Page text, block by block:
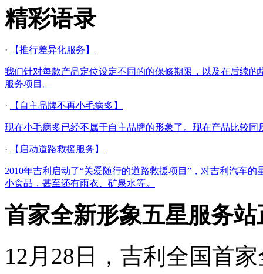
精彩语录
· 【推行差异化服务】
我们针对每款产品定位设定不同的的保修期限，以及在后续
服务项目。
· 【自主品牌不再小毛病多】
现在小毛病多已经不属于自主品牌的形象了。现在产品比较
· 【启动道路救援服务】
2010年吉利启动了“关爱随行的道路救援项目”，对吉利汽车
小食品，甚至还有雨衣、矿泉水等。
首家全新形象五星服务
12月28日，吉利全国首